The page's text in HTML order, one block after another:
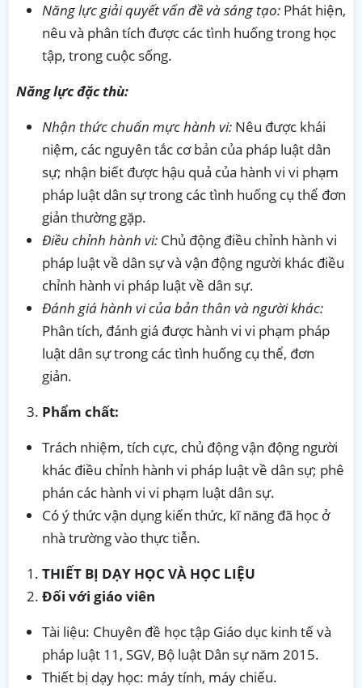
Năng lực giải quyết vấn đề và sáng tạo: Phát hiện,
nêu và phân tích được các tình huống trong học
tập, trong cuộc sống.
Năng lựcđặc thù:
Nhận thức chuẩn mực hành vi: Nêu được khái
niệm, các nguyên tắc cơ bản của pháp luật dân
sự; nhận biết được hậu quả của hành vi vi phạm
pháp luật dân sự trong các tình huống cụ thể đơn
giản thường gặp.
Điều chỉnh hành vi: Chủ động điều chỉnh hành vi
pháp luật về dân sự và vận động người khác điều
chỉnh hành vi pháp luật về dân sự.
Đánh giá hành vi của bản thân và người khác:
Phân tích, đánh giá được hành vi vi phạm pháp
luật dân sự trong các tình huống cụ thể, đơn
giản.
Phẩm chất:
Trách nhiệm, tích cực, chủ động vận động người
khác điều chỉnh hành vi pháp luật về dân sự; phê
phán các hành vi vi phạm luật dân sự.
Có ý thức vận dụng kiến thức, kĩ năng đã học ở
nhà trường vào thực tiễn.
THIẾT BỊ DẠY HỌC VÀ HỌC LIỆU
Đối với giáo viên
Tài liệu: Chuyên đề học tập Giáo dục kinh tế và
pháp luật 11, SGV, Bộ luật Dân sự năm 2015.
Thiết bị dạy học: máy tính, máy chiếu.